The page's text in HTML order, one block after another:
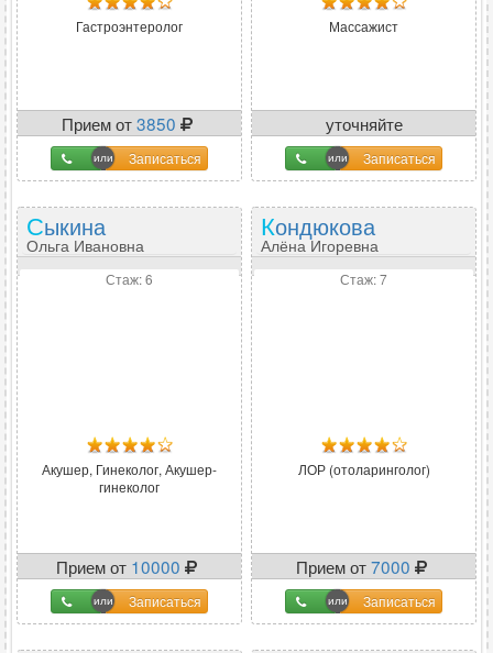
Гастроэнтеролог
Прием от3850
Записаться
Массажист
уточняйте
Записаться
Сыкина
Ольга Ивановна
Стаж: 6
Акушер, Гинеколог, Акушер-
гинеколог
Прием от 10000
Записаться
Кондюкова
Алёна Игоревна
Стаж: 7
ЛОР (отоларинголог)
Прием от7000
Записаться